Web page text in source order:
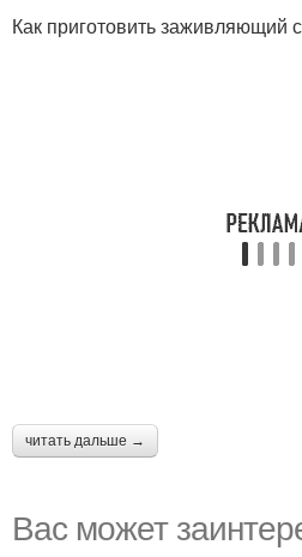
Как приготовить заживляющий
читать дальше →
Вас может